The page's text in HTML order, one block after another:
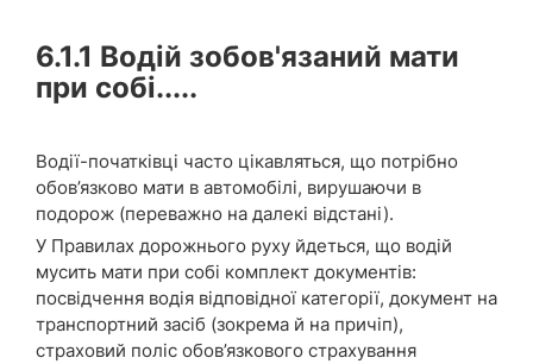
6.1.1 Водій зобов'язаний мати
при собі.....
Водії-початківці часто цікавляться, що потрібно
обов’язково мати в автомобілі, вирушаючи в
подорож (переважно на далекі відстані).
У Правилах дорожнього руху йдеться, що водій
мусить мати при собі комплект документів:
посвідчення водія відповідної категорії, документ на
транспортний засіб (зокрема й на причіп),
страховий поліс обов’язкового страхування